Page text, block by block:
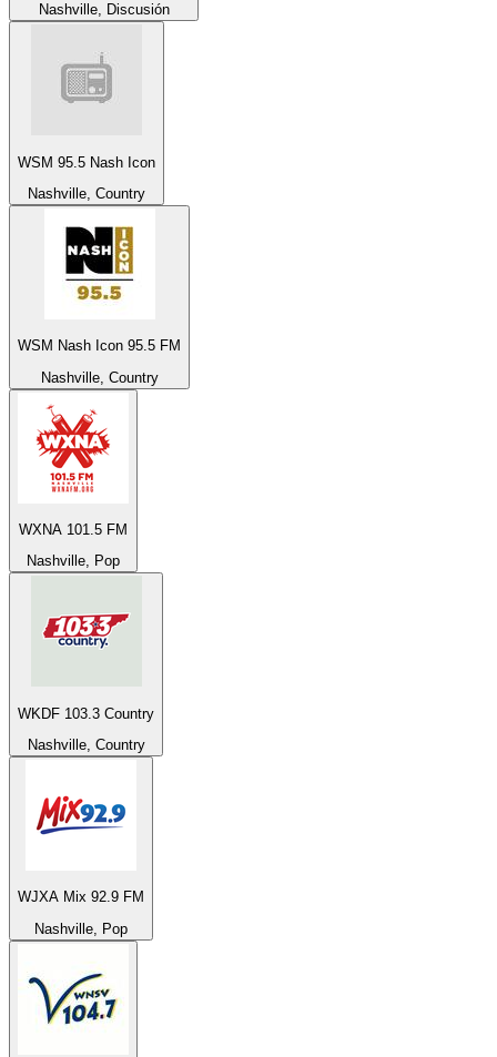
Nashville, Discusión
WSM 95.5 Nash Icon
Nashville, Country
WSM Nash Icon 95.5 FM
Nashville, Country
WXNA 101.5 FM
Nashville, Pop
WKDF 103.3 Country
Nashville, Country
WJXA Mix 92.9 FM
Nashville, Pop